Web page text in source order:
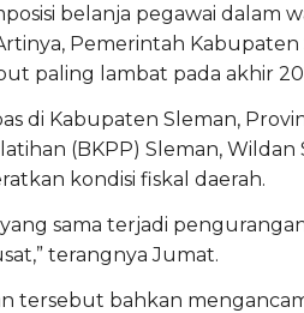
belanja pegawai dalam
Pemerintah
paling lambat pada akhir
di Kabupaten Sleman,
(BKPP) Sleman,
kondisi fiskal daerah.
yang sama terjadi
terangnya Jumat.
tersebut bahkan